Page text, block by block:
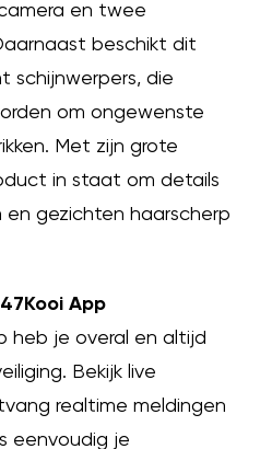
en twee
beschikt dit
schijnwerpers, die
om ongewenste
Met zijn grote
in staat om details
en gezichten haarscherp
App
heb je overal en altijd
Bekijk live
realtime meldingen
eenvoudig je